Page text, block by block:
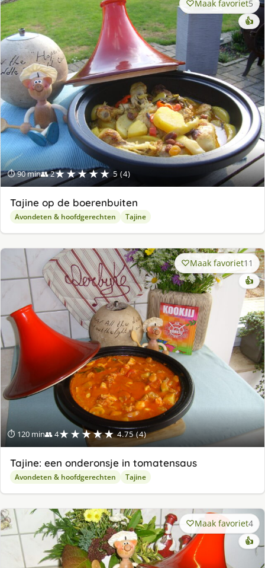
⏱ 90 min👥 2★★★★★ 5 (4)
Maak favoriet5
👍
Tajine op de boerenbuiten
Avondeten & hoofdgerechten Tajine
⏱ 120 min👥 4★★★★★ 4.75 (4)
Maak favoriet11
👍
Tajine: een onderonsje in tomatensaus
Avondeten & hoofdgerechten Tajine
Maak favoriet4
👍